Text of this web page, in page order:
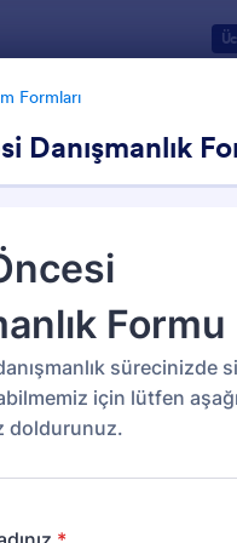
Formları
Danışmanlık
Formları